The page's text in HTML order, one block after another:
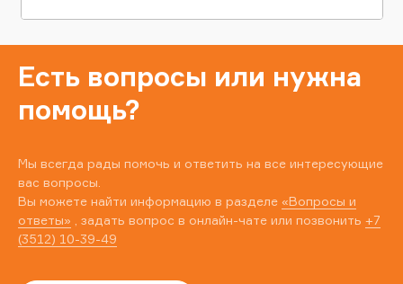
Есть вопросы или нужна
помощь?
Мы всегда рады помочь и ответить на все интересующие
вас вопросы.
Вы можете найти информацию в разделе «Вопросы и
ответы» , задать вопрос в онлайн-чате или позвонить +7
(3512) 10-39-49